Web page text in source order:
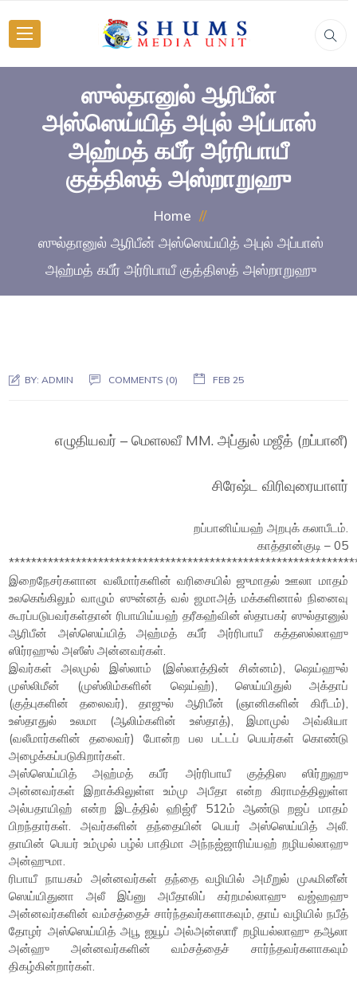
ஸுல்தானுல் ஆரிபீன்
அஸ்ஸெய்யித் அபுல் அப்பாஸ்
அஹ்மத் கபீர் அர்ரிபாயீ
குத்திஸத் அஸ்றாறுஹு
Home
ஸுல்தானுல் ஆரிபீன் அஸ்ஸெய்யித் அபுல் அப்பாஸ்
அஹ்மத் கபீர் அர்ரிபாயீ குத்திஸத் அஸ்றாறுஹு
BY:ADMIN COMMENTS (0) FEB 25
எழுதியவர் – மெளலவீ MM. அப்துல் மஜீத் (றப்பானீ)
சிரேஷ்ட விரிவுரையாளர்
றப்பானிய்யஹ் அறபுக் கலாபீடம்.
காத்தான்குடி – 05
இறைநேசர்களான வலீமார்களின் வரிசையில் ஜுமாதல் ஊலா மாதம்
உலகெங்கிலும் வாழும் ஸுன்னத் வல் ஜமாஅத் மக்களினால் நினைவு
கூரப்படுபவர்கள்தான் ரிபாயிய்யஹ் தரீகஹ்வின் ஸ்தாபகர் ஸுல்தானுல்
ஆரிபீன் அஸ்ஸெய்யித் அஹ்மத் கபீர் அர்ரிபாயீ கத்தஸல்லாஹு
ஸிர்ரஹுல் அஸீஸ் அன்னவர்கள்.
இவர்கள் அலமுல் இஸ்லாம் (இஸ்லாத்தின் சின்னம்), ஷெய்ஹுல்
முஸ்லிமீன் (முஸ்லிம்களின் ஷெய்ஹ்), ஸெய்யிதுல் அக்தாப்
(குத்புகளின் தலைவர்), தாஜுல் ஆரிபீன் (ஞானிகளின் கிரீடம்),
உஸ்தாதுல் உலமா (ஆலிம்களின் உஸ்தாத்), இமாமுல் அவ்லியா
(வலீமார்களின் தலைவர்) போன்ற பல பட்டப் பெயர்கள் கொண்டு
அழைக்கப்படுகிறார்கள்.
அஸ்ஸெய்யித் அஹ்மத் கபீர் அர்ரிபாயீ குத்திஸ ஸிர்றுஹு
அன்னவர்கள் இறாக்கிலுள்ள உம்மு அபீதா என்ற கிராமத்திலுள்ள
அல்பதாயிஹ் என்ற இடத்தில் ஹிஜ்ரீ 512ம் ஆண்டு றஜப் மாதம்
பிறந்தார்கள். அவர்களின் தந்தையின் பெயர் அஸ்ஸெய்யித் அலீ.
தாயின் பெயர் உம்முல் பழ்ல் பாதிமா அந்நஜ்ஜாரிய்யஹ் றழியல்லாஹு
அன்ஹுமா.
ரிபாயீ நாயகம் அன்னவர்கள் தந்தை வழியில் அமீறுல் முஃமினீன்
ஸெய்யிதுனா அலீ இப்னு அபீதாலிப் கர்றமல்லாஹு வஜ்ஹஹு
அன்னவர்களின் வம்சத்தைச் சார்ந்தவர்களாகவும், தாய் வழியில் நபீத்
தோழர் அஸ்ஸெய்யித் அபூ ஐயூப் அல்அன்ஸாரீ றழியல்லாஹு தஆலா
அன்ஹு அன்னவர்களின் வம்சத்தைச் சார்ந்தவர்களாகவும்
திகழ்கின்றார்கள்.